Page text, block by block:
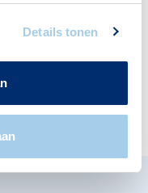
Details tonen
1
1